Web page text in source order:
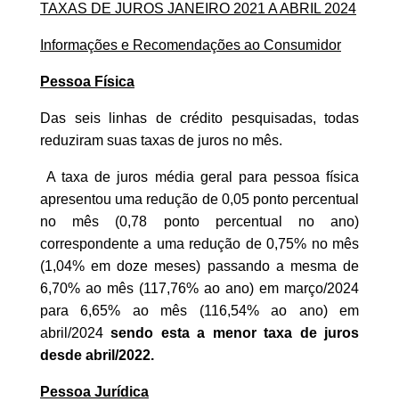
TAXAS DE JUROS JANEIRO 2021 A ABRIL 2024
Informações e Recomendações ao Consumidor
Pessoa Física
Das seis linhas de crédito pesquisadas, todas
reduziram suas taxas de juros no mês.
A taxa de juros média geral para pessoa física
apresentou uma redução de 0,05 ponto percentual
no mês (0,78 ponto percentual no ano)
correspondente a uma redução de 0,75% no mês
(1,04% em doze meses) passando a mesma de
6,70% ao mês (117,76% ao ano) em março/2024
para 6,65% ao mês (116,54% ao ano) em
abril/2024sendo esta a menor taxa de juros
desde abril/2022.
Pessoa Jurídica